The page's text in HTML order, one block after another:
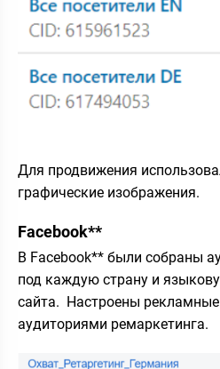
Для продвижения
графические изображения.
Facebook**
В Facebook** были собраны
под каждую страну и
сайта. Настроены
аудиториями ремаркетинга.